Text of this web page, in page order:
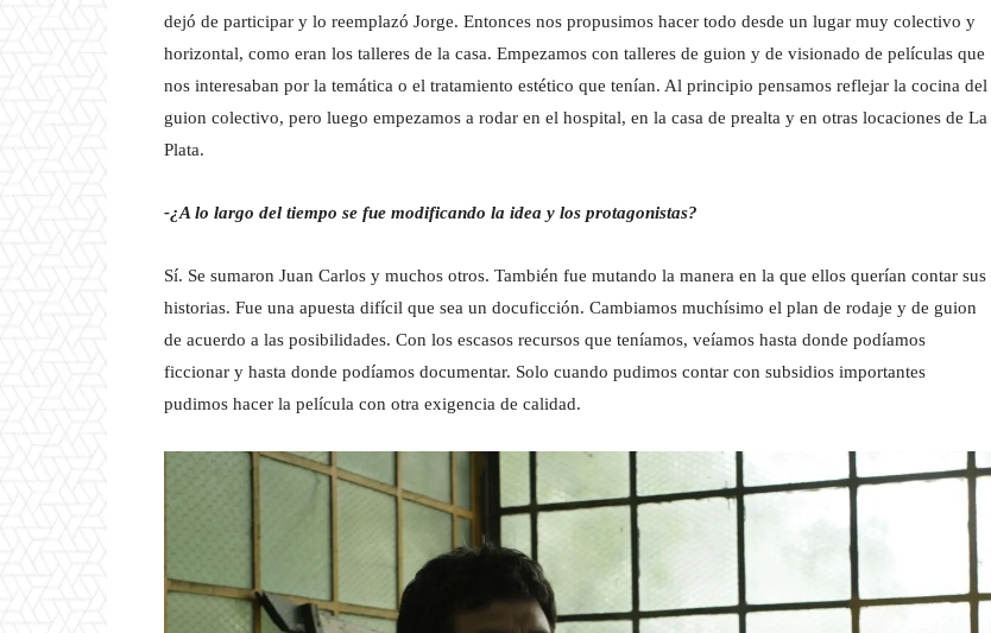
dejó de participar y lo reemplazó Jorge. Entonces nos propusimos hacer todo desde un lugar muy colectivo y
horizontal, como eran los talleres de la casa. Empezamos con talleres de guion y de visionado de películas que
nos interesaban por la temática o el tratamiento estético que tenían. Al principio pensamos reflejar la cocina del
guion colectivo, pero luego empezamos a rodar en el hospital, en la casa de prealta y en otras locaciones de La
Plata.
-¿A lo largo del tiempo se fue modificando la idea y los protagonistas?
Sí. Se sumaron Juan Carlos y muchos otros. También fue mutando la manera en la que ellos querían contar sus
historias. Fue una apuesta difícil que sea un docuficción. Cambiamos muchísimo el plan de rodaje y de guion
de acuerdo a las posibilidades. Con los escasos recursos que teníamos, veíamos hasta donde podíamos
ficcionar y hasta donde podíamos documentar. Solo cuando pudimos contar con subsidios importantes
pudimos hacer la película con otra exigencia de calidad.